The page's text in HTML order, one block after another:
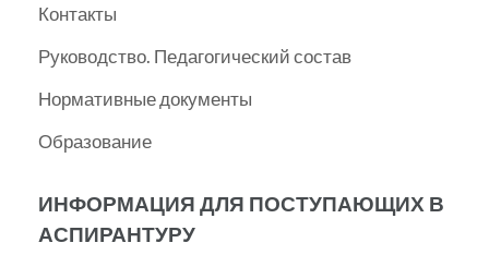
Контакты
Руководство. Педагогический состав
Нормативные документы
Образование
ИНФОРМАЦИЯ ДЛЯ ПОСТУПАЮЩИХ В
АСПИРАНТУРУ